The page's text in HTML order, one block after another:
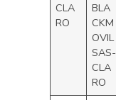
CLA
RO
BLA
CKM
OVIL
SAS-
CLA
RO